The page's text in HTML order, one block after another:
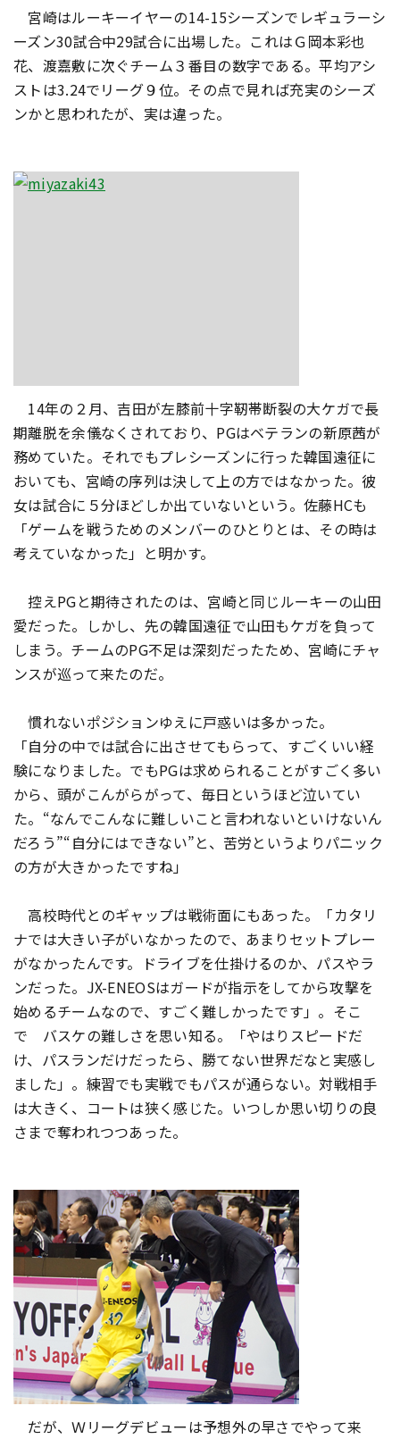
宮崎はルーキーイヤーの14-15シーズンでレギュラーシ
ーズン30試合中29試合に出場した。これはＧ岡本彩也
花、渡嘉敷に次ぐチーム３番目の数字である。平均アシ
ストは3.24でリーグ９位。その点で見れば充実のシーズ
ンかと思われたが、実は違った。
14年の２月、吉田が左膝前十字靭帯断裂の大ケガで長
期離脱を余儀なくされており、PGはベテランの新原茜が
務めていた。それでもプレシーズンに行った韓国遠征に
おいても、宮崎の序列は決して上の方ではなかった。彼
女は試合に５分ほどしか出ていないという。佐藤HCも
「ゲームを戦うためのメンバーのひとりとは、その時は
考えていなかった」と明かす。
控えPGと期待されたのは、宮崎と同じルーキーの山田
愛だった。しかし、先の韓国遠征で山田もケガを負って
しまう。チームのPG不足は深刻だったため、宮崎にチャ
ンスが巡って来たのだ。
慣れないポジションゆえに戸惑いは多かった。
「自分の中では試合に出させてもらって、すごくいい経
験になりました。でもPGは求められることがすごく多い
から、頭がこんがらがって、毎日というほど泣いてい
た。“なんでこんなに難しいこと言われないといけないん
だろう”“自分にはできない”と、苦労というよりパニック
の方が大きかったですね」
高校時代とのギャップは戦術面にもあった。「カタリ
ナでは大きい子がいなかったので、あまりセットプレー
がなかったんです。ドライブを仕掛けるのか、パスやラ
ンだった。JX-ENEOSはガードが指示をしてから攻撃を
始めるチームなので、すごく難しかったです」。そこ
で バスケの難しさを思い知る。「やはりスピードだ
け、パスランだけだったら、勝てない世界だなと実感し
ました」。練習でも実戦でもパスが通らない。対戦相手
は大きく、コートは狭く感じた。いつしか思い切りの良
さまで奪われつつあった。
だが、Ｗリーグデビューは予想外の早さでやって来